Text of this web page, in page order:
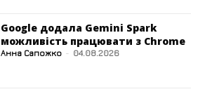
Google додала Gemini Spark
можливість працювати з Chrome
Анна Сапожко - 04.08.2026